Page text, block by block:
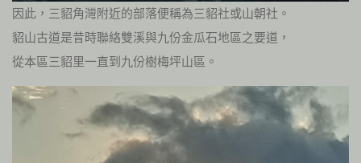
因此，三貂角灣附近的部落便稱為三貂社或山朝社。
貂山古道是昔時聯絡雙溪與九份金瓜石地區之要道，
從本區三貂里一直到九份樹梅坪山區。